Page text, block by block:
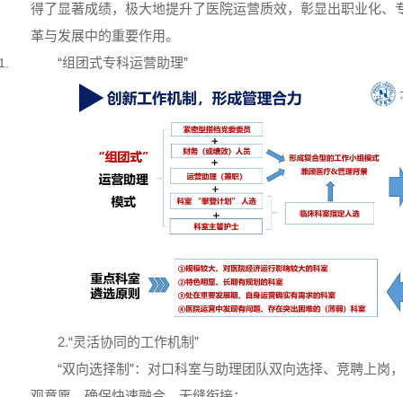
得了显著成绩，极大地提升了医院运营质效，彰显出职业化、
革与发展中的重要作用。
“组团式专科运营助理”
2.“灵活协同的工作机制”
“双向选择制”：对口科室与助理团队双向选择、竞聘上岗